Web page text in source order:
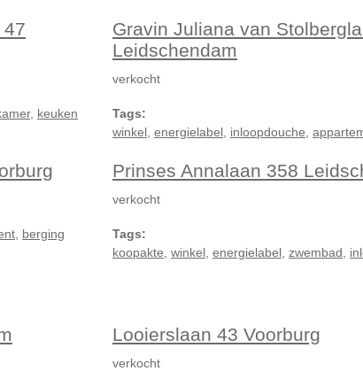
, keuken
Gravin Juliana van
Leidschendam
verkocht
Tags:
winkel energielabel inloopdouche
berging
Prinses Annalaan 358
verkocht
Tags:
koopakte winkel energielabel zwembad
Looierslaan 43 Voorburg
verkocht